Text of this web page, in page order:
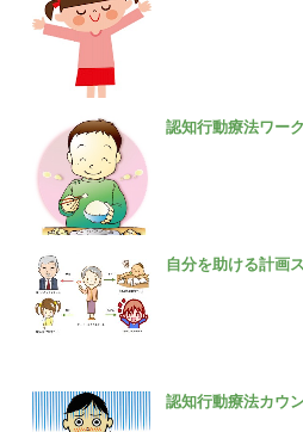
認知行動療法ワー
自分を助ける計画
認知行動療法カウ